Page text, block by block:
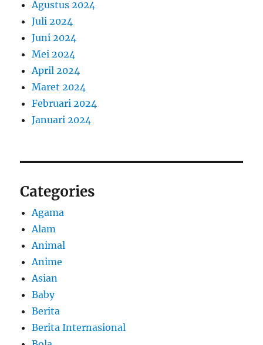
Agustus 2024
Juli 2024
Juni 2024
Mei 2024
April 2024
Maret 2024
Februari 2024
Januari 2024
Categories
Agama
Alam
Animal
Anime
Asian
Baby
Berita
Berita Internasional